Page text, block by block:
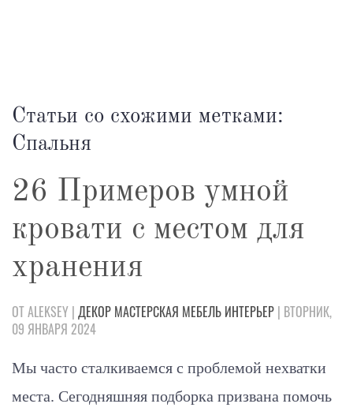
Статьи со схожими метками:
Спальня
26 Примеров умной
кровати с местом для
хранения
ОТ ALEKSEY | ДЕКОР МАСТЕРСКАЯ МЕБЕЛЬ ИНТЕРЬЕР | ВТОРНИК,
09 ЯНВАРЯ 2024
Мы часто сталкиваемся с проблемой нехватки
места. Сегодняшняя подборка призвана помочь